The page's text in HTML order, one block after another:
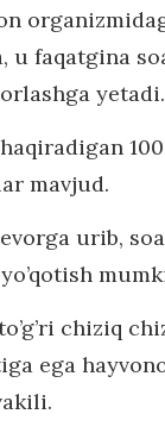
u faqatgina
yetadi.
mavjud.
urib,
chiziq
ega